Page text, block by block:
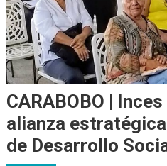
CARABOBO |
alianza
de Desarrollo